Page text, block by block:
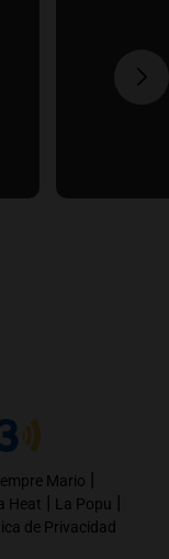
Mario |
Heat | La Popu |
de Privacidad